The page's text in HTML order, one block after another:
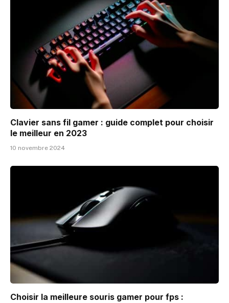
Clavier sans fil gamer : guide complet pour choisir
le meilleur en 2023
10 novembre 2024
Choisir la meilleure souris gamer pour fps :